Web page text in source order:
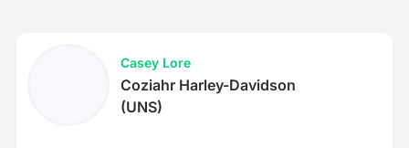
Casey Lore
Coziahr Harley-Davidson
(UNS)